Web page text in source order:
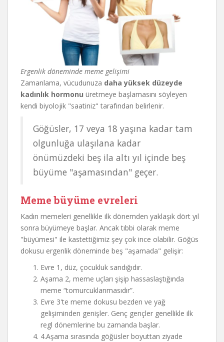
Ergenlik döneminde meme gelişimi
Zamanlama, vücudunuza daha yüksek düzeyde
kadınlık hormonu üretmeye başlamasını söyleyen
kendi biyolojik "saatiniz" tarafından belirlenir.
Göğüsler, 17 veya 18 yaşına kadar tam
olgunluğa ulaşılana kadar
önümüzdeki beş ila altı yıl içinde beş
büyüme "aşamasından" geçer.
Meme büyüme evreleri
Kadın memeleri genellikle ilk dönemden yaklaşık dört yıl
sonra büyümeye başlar. Ancak tıbbi olarak meme
"büyümesi" ile kastettiğimiz şey çok ince olabilir. Göğüs
dokusu ergenlik döneminde beş "aşamada" gelişir:
Evre 1, düz, çocukluk sandığıdır.
Aşama 2, meme uçları şişip hassaslaştığında
meme “tomurcuklanmasıdır”.
Evre 3'te meme dokusu bezden ve yağ
gelişiminden genişler. Genç gençler genellikle ilk
regl dönemlerine bu zamanda başlar.
4.Aşama sırasında göğüsler boyuttan ziyade